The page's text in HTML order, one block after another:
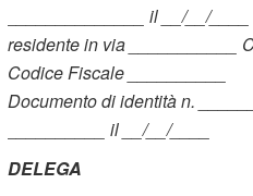
______________ il __/__/____
residente in via ___________
Codice Fiscale __________
Documento di identità n.
__________ il __/__/____
DELEGA